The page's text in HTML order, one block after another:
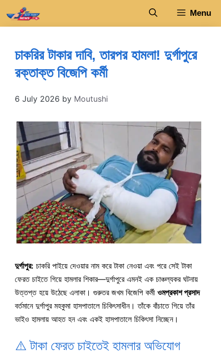
Menu
চাকরির টাকার দাবি, তারপর হামলা! দুর্গাপুরে
রক্তাক্ত বিজেপি কর্মী
6 July 2026 by Moutushi
দুর্গাপুর: চাকরি পাইয়ে দেওয়ার নাম করে টাকা নেওয়া এবং পরে সেই টাকা
ফেরত চাইতে গিয়ে হামলার শিকার—দুর্গাপুরে এমনই এক চাঞ্চল্যকর ঘটনায়
উত্তপ্ত হয়ে উঠেছে এলাকা। গুরুতর জখম বিজেপি কর্মী ওমপ্রকাশ প্রসাদ
বর্তমানে দুর্গাপুর মহকুমা হাসপাতালে চিকিৎসাধীন। তাঁকে বাঁচাতে গিয়ে তাঁর
ভাইও হামলায় আহত হন এবং একই হাসপাতালে চিকিৎসা নিচ্ছেন।
⚠️ টাকা ফেরত চাইতেই হামলার অভিযোগ